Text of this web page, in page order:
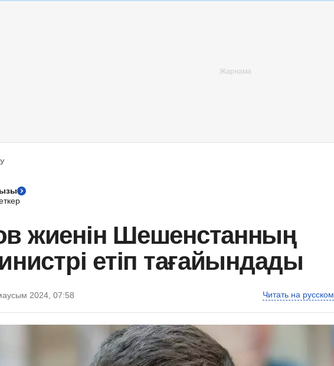
жиенін Шешенстанның
етіп тағайындады
2024, 07:58 Читать на русском